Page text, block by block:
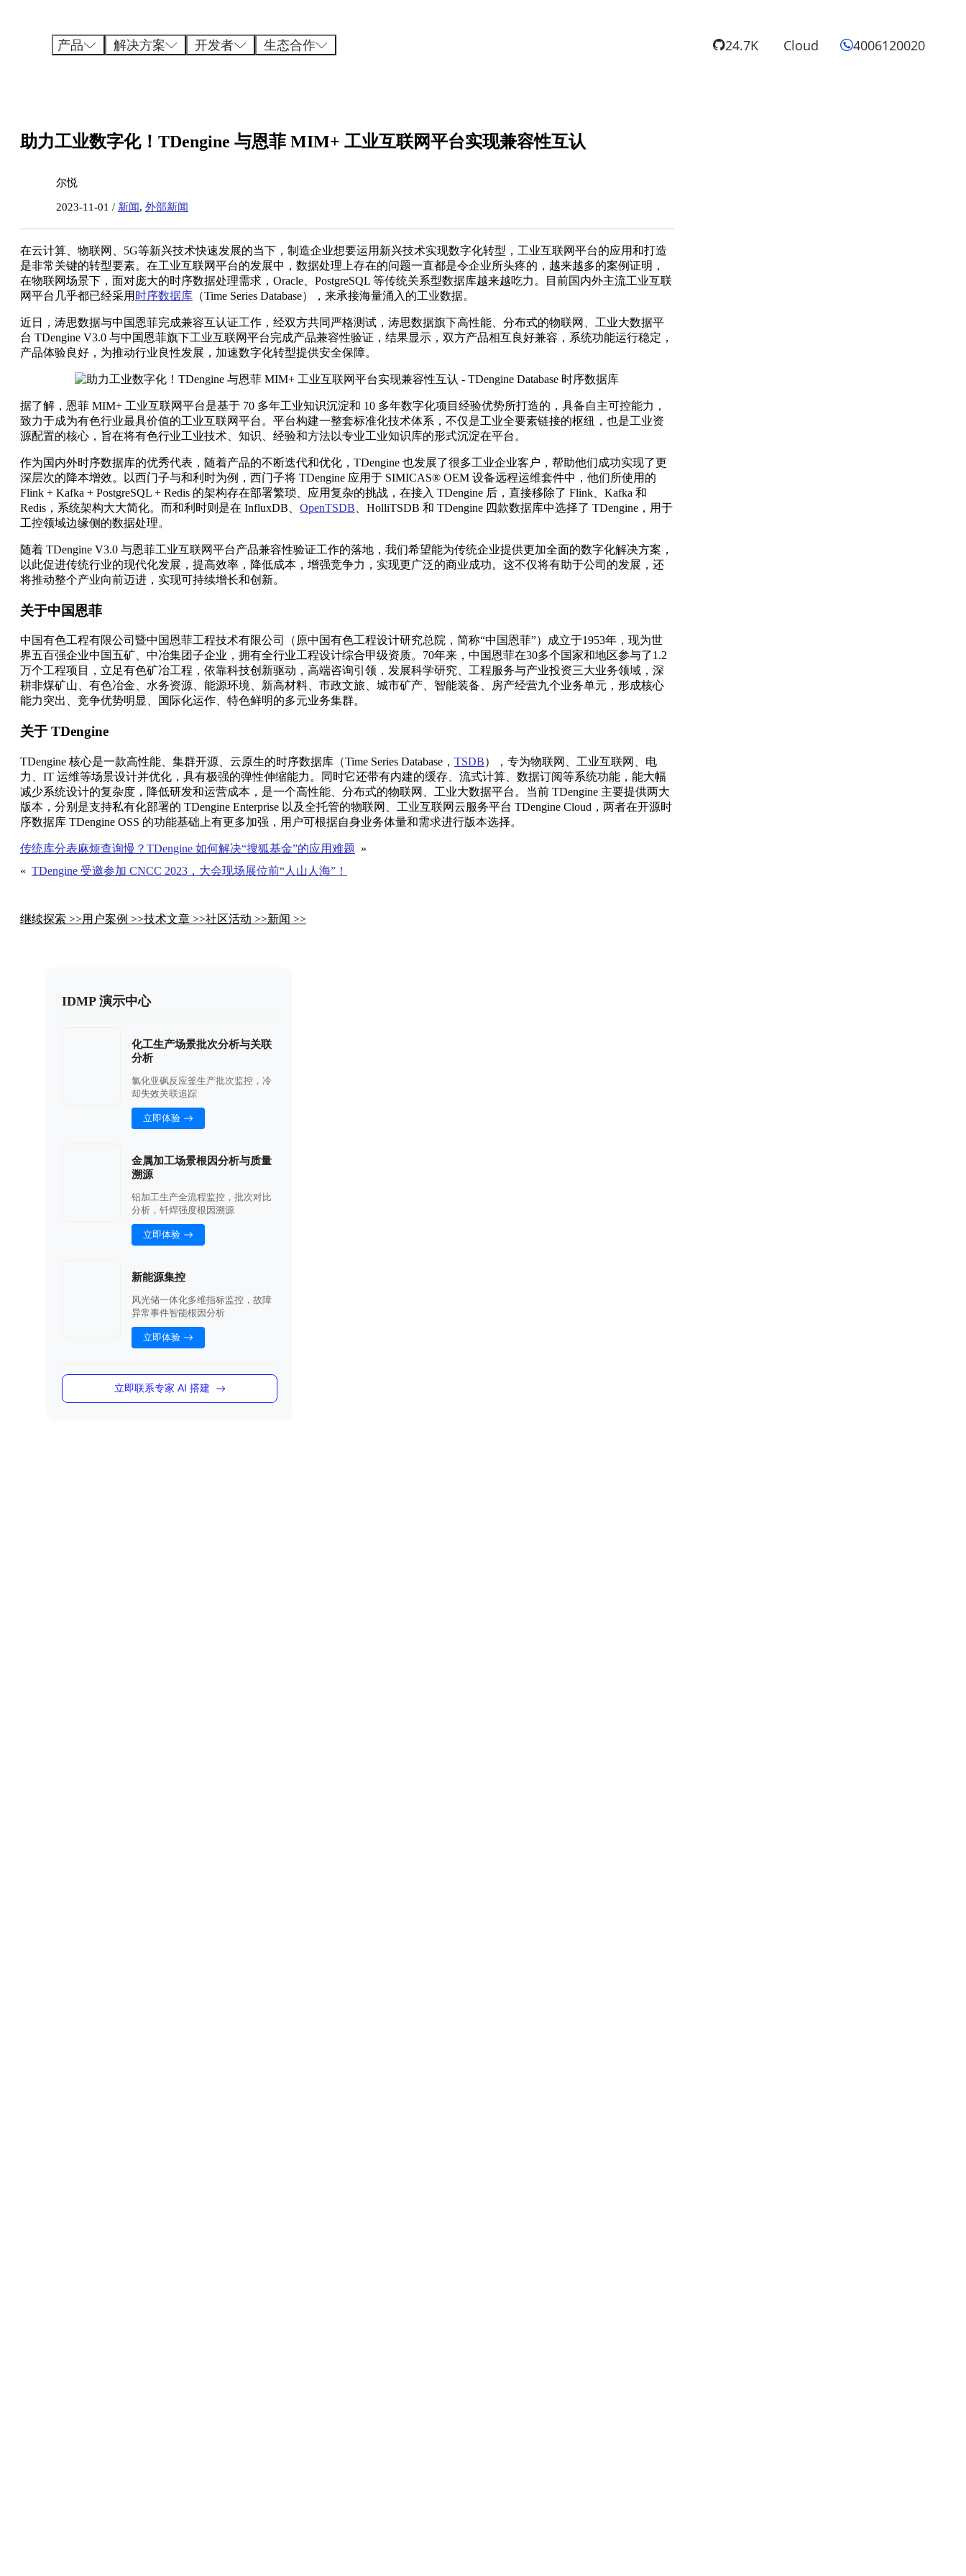
产品 解决方案 开发者 生态合作 24.7K Cloud 4006120020
助力工业数字化！TDengine 与恩菲 MIM+ 工业互联网平台实现兼容性互认
尔悦
2023-11-01 / 新闻, 外部新闻
在云计算、物联网、5G等新兴技术快速发展的当下，制造企业想要运用新兴技术实现数字化转型，工业互联网平台的应用和打造
是非常关键的转型要素。在工业互联网平台的发展中，数据处理上存在的问题一直都是令企业所头疼的，越来越多的案例证明，
在物联网场景下，面对庞大的时序数据处理需求，Oracle、PostgreSQL 等传统关系型数据库越来越吃力。目前国内外主流工业互联
网平台几乎都已经采用 时序数据库 （Time Series Database），来承接海量涌入的工业数据。
近日，涛思数据与中国恩菲完成兼容互认证工作，经双方共同严格测试，涛思数据旗下高性能、分布式的物联网、工业大数据平
台 TDengine V3.0 与中国恩菲旗下工业互联网平台完成产品兼容性验证，结果显示，双方产品相互良好兼容，系统功能运行稳定，
产品体验良好，为推动行业良性发展，加速数字化转型提供安全保障。
据了解，恩菲 MIM+ 工业互联网平台是基于 70 多年工业知识沉淀和 10 多年数字化项目经验优势所打造的，具备自主可控能力，
致力于成为有色行业最具价值的工业互联网平台。平台构建一整套标准化技术体系，不仅是工业全要素链接的枢纽，也是工业资
源配置的核心，旨在将有色行业工业技术、知识、经验和方法以专业工业知识库的形式沉淀在平台。
作为国内外时序数据库的优秀代表，随着产品的不断迭代和优化，TDengine 也发展了很多工业企业客户，帮助他们成功实现了更
深层次的降本增效。以西门子与和利时为例，西门子将 TDengine 应用于 SIMICAS® OEM 设备远程运维套件中，他们所使用的
Flink + Kafka + PostgreSQL + Redis 的架构存在部署繁琐、应用复杂的挑战，在接入 TDengine 后，直接移除了 Flink、Kafka 和
Redis，系统架构大大简化。而和利时则是在 InfluxDB、 OpenTSDB 、HolliTSDB 和 TDengine 四款数据库中选择了 TDengine，用于
工控领域边缘侧的数据处理。
随着 TDengine V3.0 与恩菲工业互联网平台产品兼容性验证工作的落地，我们希望能为传统企业提供更加全面的数字化解决方案，
以此促进传统行业的现代化发展，提高效率，降低成本，增强竞争力，实现更广泛的商业成功。这不仅将有助于公司的发展，还
将推动整个产业向前迈进，实现可持续增长和创新。
关于中国恩菲
中国有色工程有限公司暨中国恩菲工程技术有限公司（原中国有色工程设计研究总院，简称“中国恩菲”）成立于1953年，现为世
界五百强企业中国五矿、中冶集团子企业，拥有全行业工程设计综合甲级资质。70年来，中国恩菲在30多个国家和地区参与了1.2
万个工程项目，立足有色矿冶工程，依靠科技创新驱动，高端咨询引领，发展科学研究、工程服务与产业投资三大业务领域，深
耕非煤矿山、有色冶金、水务资源、能源环境、新高材料、市政文旅、城市矿产、智能装备、房产经营九个业务单元，形成核心
能力突出、竞争优势明显、国际化运作、特色鲜明的多元业务集群。
关于 TDengine
TDengine 核心是一款高性能、集群开源、云原生的时序数据库（Time Series Database， TSDB），专为物联网、工业互联网、电
力、IT 运维等场景设计并优化，具有极强的弹性伸缩能力。同时它还带有内建的缓存、流式计算、数据订阅等系统功能，能大幅
减少系统设计的复杂度，降低研发和运营成本，是一个高性能、分布式的物联网、工业大数据平台。当前 TDengine 主要提供两大
版本，分别是支持私有化部署的 TDengine Enterprise 以及全托管的物联网、工业互联网云服务平台 TDengine Cloud，两者在开源时
序数据库 TDengine OSS 的功能基础上有更多加强，用户可根据自身业务体量和需求进行版本选择。
传统库分表麻烦查询慢？TDengine 如何解决“搜狐基金”的应用难题 »
« TDengine 受邀参加 CNCC 2023，大会现场展位前“人山人海”！
继续探索 >>用户案例 >>技术文章 >>社区活动 >>新闻 >>
IDMP 演示中心
化工生产场景批次分析与关联
分析
氯化亚砜反应釜生产批次监控，冷
却失效关联追踪
立即体验
金属加工场景根因分析与质量
溯源
铝加工生产全流程监控，批次对比
分析，钎焊强度根因溯源
立即体验
新能源集控
风光储一体化多维指标监控，故障
异常事件智能根因分析
立即体验
立即联系专家 AI 搭建